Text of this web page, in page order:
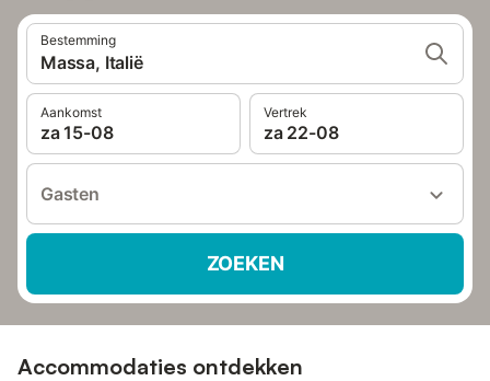
Bestemming
Massa, Italië
Aankomst
za 15-08
Vertrek
za 22-08
Gasten
ZOEKEN
Accommodaties ontdekken